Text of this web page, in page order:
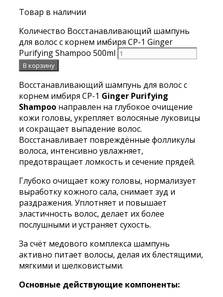
Товар в наличии
Количество Восстанавливающий шампунь
для волос с корнем имбиря CP-1 Ginger
Purifying Shampoo 500ml
В корзину
Восстанавливающий шампунь для волос с
корнем имбиря CP-1 Ginger Purifying
Shampoo направлен на глубокое очищение
кожи головы, укрепляет волосяные луковицы
и сокращает выпадение волос.
Восстанавливает повреждённые фолликулы
волоса, интенсивно увлажняет,
предотвращает ломкость и сечение прядей.
Глубоко очищает кожу головы, нормализует
выработку кожного сала, снимает зуд и
раздражения. Уплотняет и повышает
эластичность волос, делает их более
послушными и устраняет сухость.
За счёт медового комплекса шампунь
активно питает волосы, делая их блестящими,
мягкими и шелковистыми.
Основные действующие компоненты: